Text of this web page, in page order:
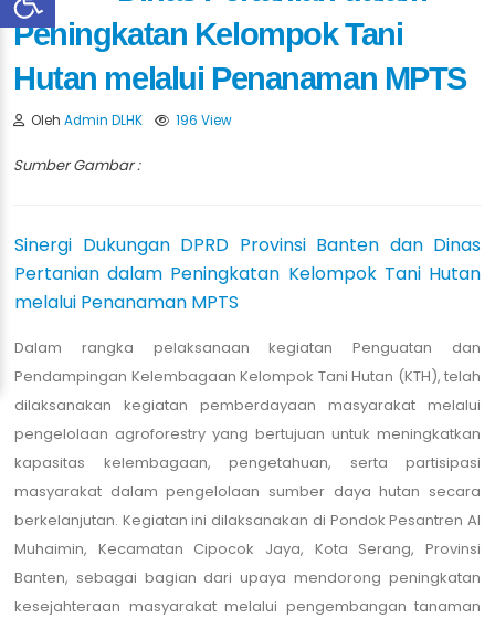
Peningkatan Kelompok Tani
Hutan melalui Penanaman MPTS
Oleh Admin DLHK 196 View
Sumber Gambar :
Sinergi Dukungan DPRD Provinsi Banten dan Dinas
Pertanian dalam Peningkatan Kelompok Tani Hutan
melalui Penanaman MPTS
Dalam rangka pelaksanaan kegiatan Penguatan dan
Pendampingan Kelembagaan Kelompok Tani Hutan (KTH), telah
dilaksanakan kegiatan pemberdayaan masyarakat melalui
pengelolaan agroforestry yang bertujuan untuk meningkatkan
kapasitas kelembagaan, pengetahuan, serta partisipasi
masyarakat dalam pengelolaan sumber daya hutan secara
berkelanjutan. Kegiatan ini dilaksanakan di Pondok Pesantren Al
Muhaimin, Kecamatan Cipocok Jaya, Kota Serang, Provinsi
Banten, sebagai bagian dari upaya mendorong peningkatan
kesejahteraan masyarakat melalui pengembangan tanaman